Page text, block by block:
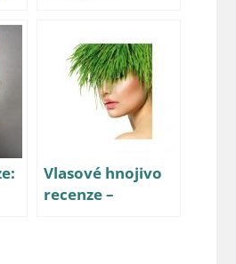
Vlasové hnojivo
recenze –